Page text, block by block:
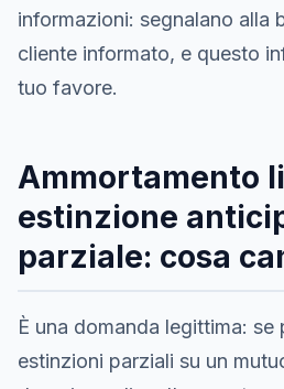
informazioni: segnalano alla
cliente informato, e questo
tuo favore.
Ammortamento
estinzione
parziale: cosa
È una domanda legittima:
estinzioni parziali su un